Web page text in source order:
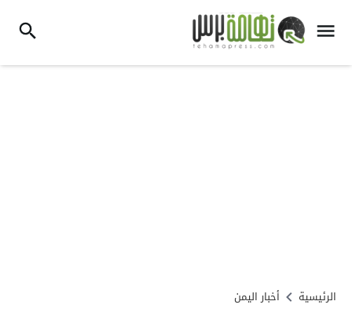
الرئيسية أخبار اليمن